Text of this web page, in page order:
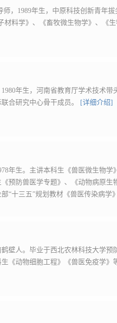
，1989年生，中原科技创新青年
料学》、《畜牧微生物学》、《生
年生，河南省教育厅学术技术带
合研究中心骨干成员。
[详细介绍]
年生。主讲本科生《兽医微生物学
预防兽医学专题》、《动物病原生
“十三五”规划教材《兽医传染病学
壁人。毕业于西北农林科技大学预
《动物细胞工程》《兽医免疫学》